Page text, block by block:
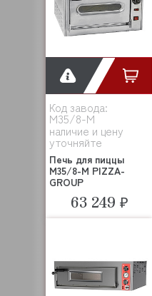
Код завода:
M35/8-M
наличие и цену
уточняйте
Печь для пиццы
M35/8-M PIZZA-
GROUP
63 249 ₽